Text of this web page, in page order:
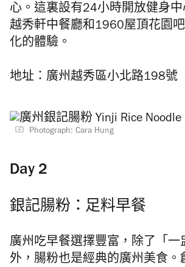
心。這裏設有24小時開放健身
越秀軒中餐廳和1960屋頂花園
化的體驗。
地址：廣州越秀區小北路198號
Photograph: Cara Hung
Day 2
銀記腸粉：足料早餐
廣州吃早餐選擇豐富，除了「一
外，腸粉也是經典的廣州美食